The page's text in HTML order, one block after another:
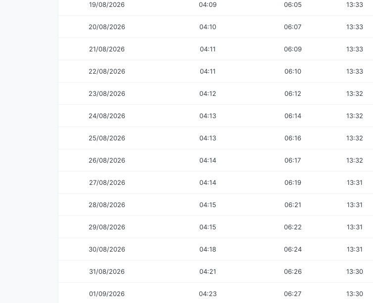
19/08/2026 04:09 06:05 13:33
20/08/2026 04:10 06:07 13:33
21/08/2026 04:11 06:09 13:33
22/08/2026 04:11 06:10 13:33
23/08/2026 04:12 06:12 13:32
24/08/2026 04:13 06:14 13:32
25/08/2026 04:13 06:16 13:32
26/08/2026 04:14 06:17 13:32
27/08/2026 04:14 06:19 13:31
28/08/2026 04:15 06:21 13:31
29/08/2026 04:15 06:22 13:31
30/08/2026 04:18 06:24 13:31
31/08/2026 04:21 06:26 13:30
01/09/2026 04:23 06:27 13:30